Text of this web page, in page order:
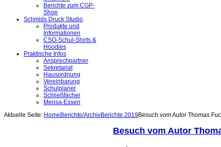
Berichte zum CGP-
Shop
Schmids Druck Studio
Produkte und
Informationen
CSO-Schul-Shirts &
Hoodies
Praktische Infos
Ansprechpartner
Sekretariat
Hausordnung
Vereinbarung
Schulplaner
Schließfächer
Mensa-Essen
Aktuelle Seite: Home Berichte/ArchivBerichte 2019Besuch vom Autor Thomas
Besuch vom Autor